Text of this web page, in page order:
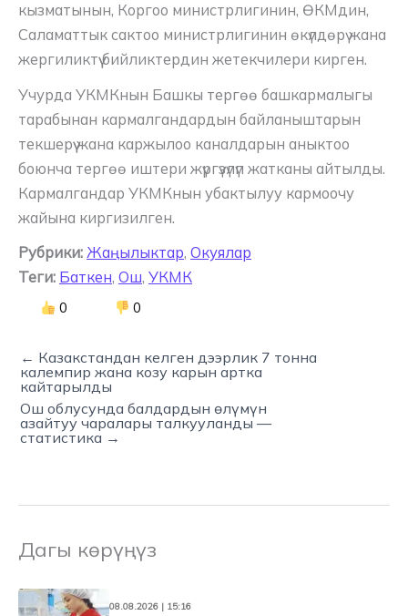
кызматынын, Коргоо министрлигинин, ӨКМдин,
Саламаттык сактоо министрлигинин өкүлдөрү жана
жергиликтүү бийликтердин жетекчилери кирген.
Учурда УКМКнын Башкы тергөө башкармалыгы
тарабынан кармалгандардын байланыштарын
текшерүү жана каржылоо каналдарын аныктоо
боюнча тергөө иштери жүргүзүлүп жатканы айтылды.
Кармалгандар УКМКнын убактылуу кармоочу
жайына киргизилген.
Рубрики: Жаңылыктар, Окуялар
Теги: Баткен, Ош, УКМК
0 0
← Казакстандан келген дээрлик 7 тонна
калемпир жана козу карын артка
кайтарылды
Ош облусунда балдардын өлүмүн
азайтуу чаралары талкууланды —
статистика →
Дагы көрүңүз
08.08.2026 | 15:16